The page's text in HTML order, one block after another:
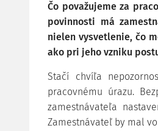
Čo považujeme za
povinnosti má
nielen vysvetlenie, čo
ako pri jeho vzniku
Stačí chvíľa
pracovnému úrazu.
zamestnávateľa
Zamestnávateľ by mal